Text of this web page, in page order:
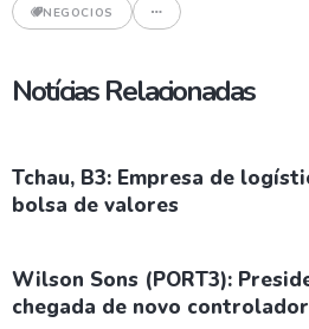
NEGOCIOS
Notícias Relacionadas
Tchau, B3: Empresa de
bolsa de valores
Wilson Sons (PORT3):
chegada de novo controlador